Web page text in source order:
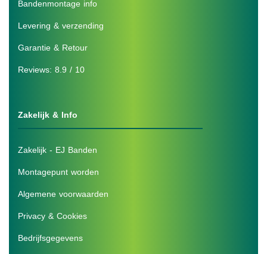
Bandenmontage info
Levering & verzending
Garantie & Retour
Reviews: 8.9 / 10
Zakelijk & Info
Zakelijk - EJ Banden
Montagepunt worden
Algemene voorwaarden
Privacy & Cookies
Bedrijfsgegevens